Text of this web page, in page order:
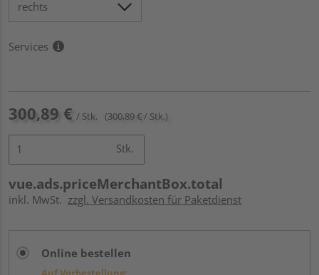
Services
300,89 € / Stk. (300,89 € / Stk.)
Stk.
vue.ads.priceMerchantBox.total
inkl. MwSt. zzgl. Versandkosten für Paketdienst
Online bestellen